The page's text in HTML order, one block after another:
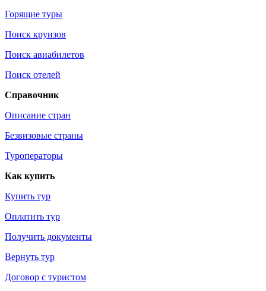
Горящие туры
Поиск круизов
Поиск авиабилетов
Поиск отелей
Справочник
Описание стран
Безвизовые страны
Туроператоры
Как купить
Купить тур
Оплатить тур
Получить документы
Вернуть тур
Договор с туристом